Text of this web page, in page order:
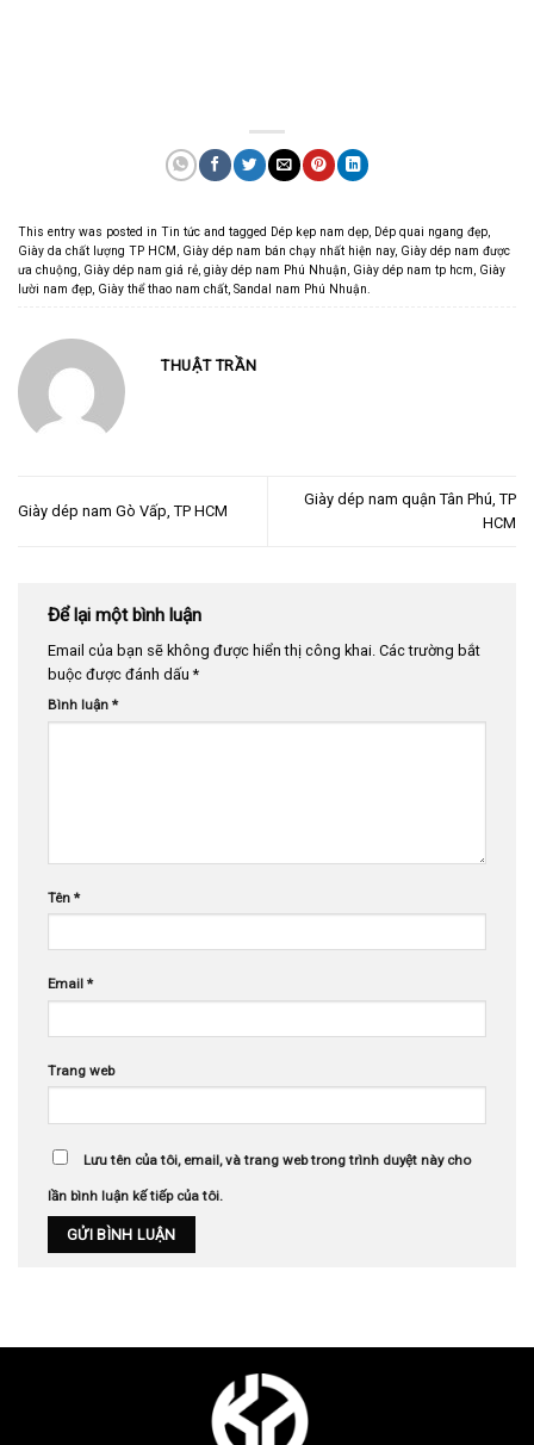
This entry was posted in Tin tức and tagged Dép kẹp nam dẹp, Dép quai ngang đẹp,
Giày da chất lượng TP HCM , Giày dép nam bán chạy nhất hiện nay, Giày dép nam được
ưa chuộng, Giày dép nam giá rẻ, giày dép nam Phú Nhuận, Giày dép nam tp hcm, Giày
lười nam đẹp, Giày thể thao nam chất, Sandal nam Phú Nhuận.
THUẬT TRẦN
Giày dép nam Gò Vấp, TP HCM
Giày dép nam quận Tân Phú, TP
HCM
Để lại một bình luận
Email của bạn sẽ không được hiển thị công khai. Các trường bắt
buộc được đánh dấu*
Bình luận *
Tên *
Email *
Trang web
Lưu tên của tôi, email, và trang web trong trình duyệt này cho
lần bình luận kế tiếp của tôi.